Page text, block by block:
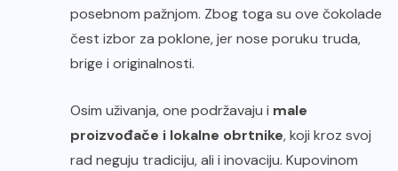
posebnom pažnjom. Zbog toga su ove čokolade
čest izbor za poklone, jer nose poruku truda,
brige i originalnosti.
Osim uživanja, one podržavaju i male
proizvođače i lokalne obrtnike, koji kroz svoj
rad neguju tradiciju, ali i inovaciju. Kupovinom